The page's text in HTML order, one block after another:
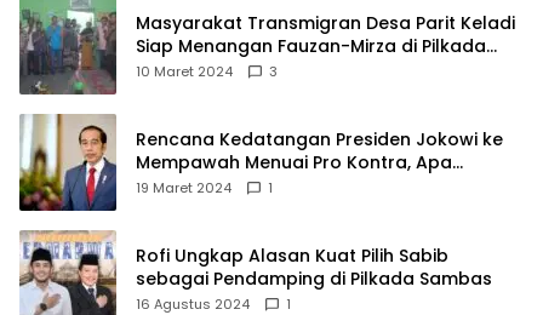
Masyarakat Transmigran Desa Parit Keladi
Siap Menangan Fauzan-Mirza di Pilkada
Kubu Raya
10 Maret 2024 3
Rencana Kedatangan Presiden Jokowi ke
Mempawah Menuai Pro Kontra, Apa
Sebabnya?
19 Maret 2024 1
Rofi Ungkap Alasan Kuat Pilih Sabib
sebagai Pendamping di Pilkada Sambas
16 Agustus 2024 1